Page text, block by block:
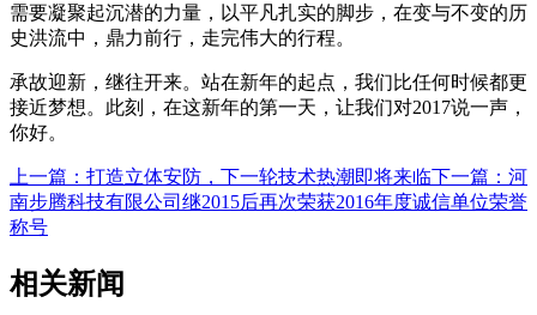
需要凝聚起沉潜的力量，以平凡扎实的脚步，在变与不变的历
史洪流中，鼎力前行，走完伟大的行程。
承故迎新，继往开来。站在新年的起点，我们比任何时候都更
接近梦想。此刻，在这新年的第一天，让我们对2017说一声，
你好。
上一篇：打造立体安防，下一轮技术热潮即将来临下一篇：河
南步腾科技有限公司继2015后再次荣获2016年度诚信单位荣誉
称号
相关新闻